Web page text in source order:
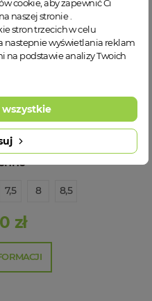
00997-661 wkładki
7,5 8 8,5
zł
cookie, aby zapewnić Ci
naszej stronie .
stron trzecich w celu
nastepnie wyświetlania reklam
na podstawie analizy Twoich